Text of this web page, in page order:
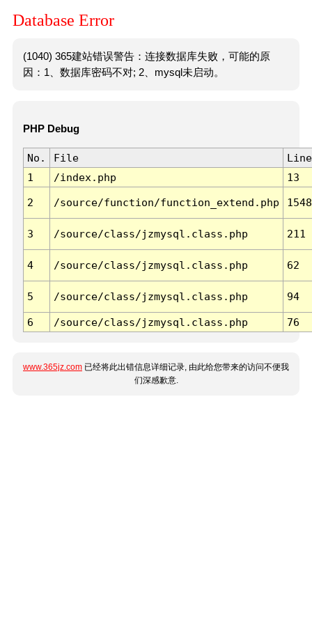
Database Error
(1040) 365建站错误警告：连接数据库失败，可能的原
因：1、数据库密码不对; 2、mysql未启动。
PHP Debug
No. File
Line
1
/index.php 13
2 /source/function/function_extend.php 1548
3 /source/class/jzmysql.class.php 211
4 /source/class/jzmysql.class.php 62
5 /source/class/jzmysql.class.php 94
6 /source/class/jzmysql.class.php 76
www.365jz.com 已经将此出错信息详细记录, 由此给您带来的访问不便我
们深感歉意.